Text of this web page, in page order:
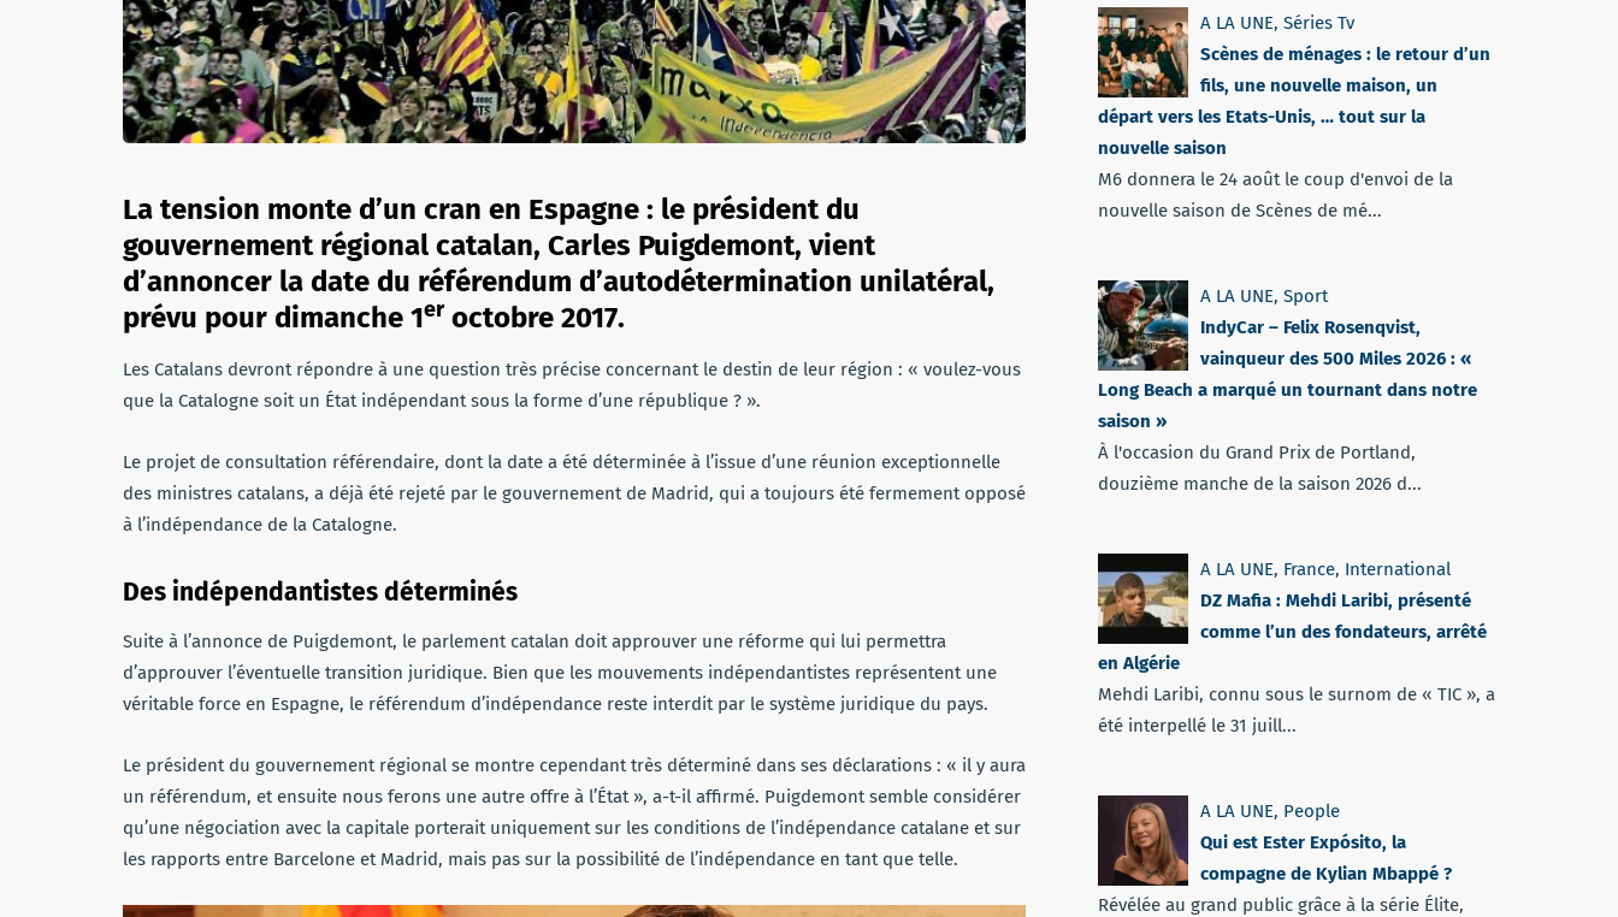
La tension monte d’un cran en Espagne : le président du
gouvernement régional catalan, Carles Puigdemont, vient
d’annoncer la date du référendum d’autodétermination unilatéral,
prévu pour dimanche 1er octobre 2017.
Les Catalans devront répondre à une question très précise concernant le destin de leur région : « voulez-vous
que la Catalogne soit un État indépendant sous la forme d’une république ? ».
Le projet de consultation référendaire, dont la date a été déterminée à l’issue d’une réunion exceptionnelle
des ministres catalans, a déjà été rejeté par le gouvernement de Madrid, qui a toujours été fermement opposé
à l’indépendance de la Catalogne.
Des indépendantistes déterminés
Suite à l’annonce de Puigdemont, le parlement catalan doit approuver une réforme qui lui permettra
d’approuver l’éventuelle transition juridique. Bien que les mouvements indépendantistes représentent une
véritable force en Espagne, le référendum d’indépendance reste interdit par le système juridique du pays.
Le président du gouvernement régional se montre cependant très déterminé dans ses déclarations : « il y aura
un référendum, et ensuite nous ferons une autre offre à l’État », a-t-il affirmé. Puigdemont semble considérer
qu’une négociation avec la capitale porterait uniquement sur les conditions de l’indépendance catalane et sur
les rapports entre Barcelone et Madrid, mais pas sur la possibilité de l’indépendance en tant que telle.
A LA UNE, Séries Tv
Scènes de ménages : le retour d’un
fils, une nouvelle maison, un
départ vers les Etats-Unis, … tout sur la
nouvelle saison
M6 donnera le 24 août le coup d'envoi de la
nouvelle saison de Scènes de mé...
A LA UNE, Sport
IndyCar – Felix Rosenqvist,
vainqueur des 500 Miles 2026 : «
Long Beach a marqué un tournant dans notre
saison »
À l'occasion du Grand Prix de Portland,
douzième manche de la saison 2026 d...
A LA UNE, France, International
DZ Mafia : Mehdi Laribi, présenté
comme l’un des fondateurs, arrêté
en Algérie
Mehdi Laribi, connu sous le surnom de « TIC », a
été interpellé le 31 juill...
A LA UNE, People
Qui est Ester Expósito, la
compagne de Kylian Mbappé ?
Révélée au grand public grâce à la série Élite,